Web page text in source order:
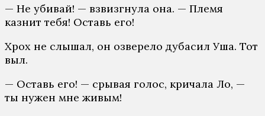
— Не убивай! — взвизгнула она. — Племя
казнит тебя! Оставь его!
Хрох не слышал, он озверело дубасил Уша. Тот
выл.
— Оставь его! — срывая голос, кричала Ло, —
ты нужен мне живым!